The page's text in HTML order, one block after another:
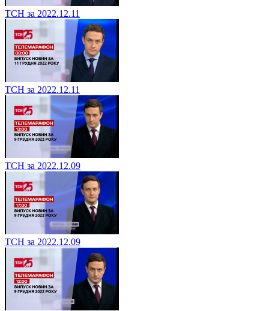
ТСН за 2022.12.11
ТСН за 2022.12.11
ТСН за 2022.12.09
ТСН за 2022.12.09